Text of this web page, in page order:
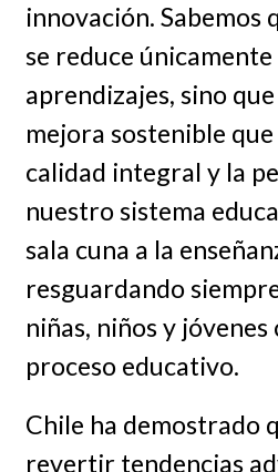
innovación. Sabemos
se reduce
aprendizajes, sino
mejora sostenible
calidad integral y la
nuestro sistema
sala cuna a la
resguardando
niñas, niños y
proceso educativo.
Chile ha demostrado
revertir tendencias